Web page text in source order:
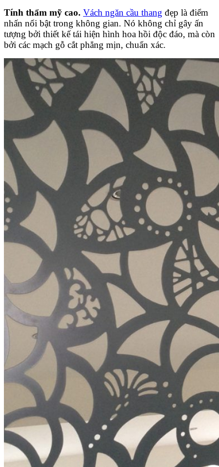
Tính thẩm mỹ cao. Vách ngăn cầu thang đẹp là điểm
nhấn nổi bật trong không gian. Nó không chỉ gây ấn
tượng bởi thiết kế tái hiện hình hoa hồi độc đáo, mà còn
bởi các mạch gỗ cắt phẳng mịn, chuẩn xác.